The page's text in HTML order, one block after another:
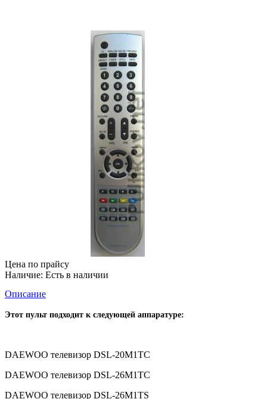
Цена по прайсу
Наличие: Есть в наличии
Описание
Этот пульт подходит к следующей аппаратуре:
DAEWOO телевизор DSL-20M1TC
DAEWOO телевизор DSL-26M1TC
DAEWOO телевизор DSL-26M1TS